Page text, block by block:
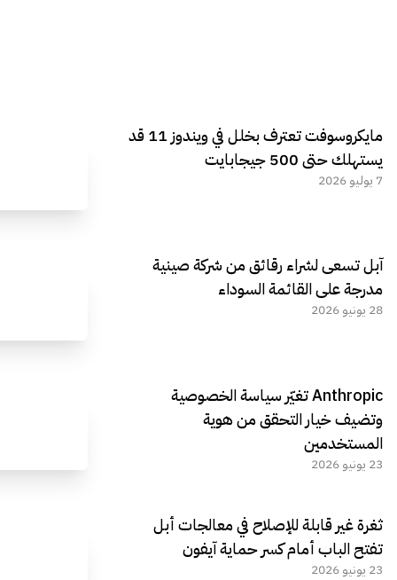
مايكروسوفت تعترف بخلل في ويندوز 11 قد
يستهلك حتى 500 جيجابايت
7 يوليو 2026
آبل تسعى لشراء رقائق من شركة صينية
مدرجة على القائمة السوداء
28 يونيو 2026
Anthropic تغيّر سياسة الخصوصية
وتضيف خيار التحقق من هوية
المستخدمين
23 يونيو 2026
ثغرة غير قابلة للإصلاح في معالجات أبل
تفتح الباب أمام كسر حماية آيفون
23 يونيو 2026